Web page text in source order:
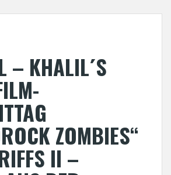
– KHALIL´S
ZOMBIES“
II –